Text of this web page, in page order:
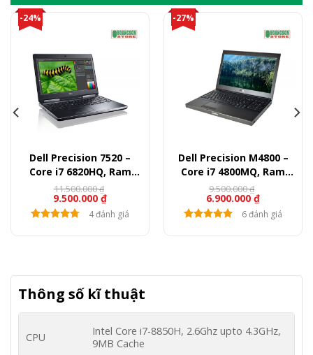
-24%
Dell Precision 7520 –
Core i7 6820HQ, Ram
16GB, SSD 512GB, Quadro
M1200, 15.6″ FullHD
9.500.000 ₫
11.500.000₫
4 đánh giá
-27%
Dell Precision M4800 –
Core i7 4800MQ, Ram
8GB, SSD 240GB, HDD
500GB, Quadro K1100M,
15.6″ FullHD
6.900.000 ₫
9.500.000₫
6 đánh giá
Thông số kĩ thuật
CPU
Intel Core i7-8850H, 2.6Ghz upto 4.3GHz,
9MB Cache